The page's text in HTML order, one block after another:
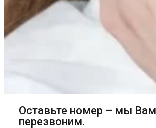
Оставьте номер – мы Вам
перезвоним.